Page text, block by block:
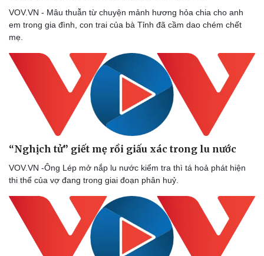
VOV.VN - Mâu thuẫn từ chuyện mảnh hương hỏa chia cho anh
em trong gia đình, con trai của bà Tỉnh đã cầm dao chém chết
mẹ.
“Nghịch tử” giết mẹ rồi giấu xác trong lu nước
VOV.VN -Ông Lép mở nắp lu nước kiểm tra thì tá hoả phát hiện
thi thể của vợ đang trong giai đoạn phân huỷ.